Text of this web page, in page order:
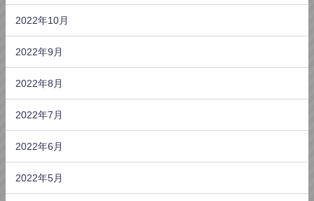
2022年10月
2022年9月
2022年8月
2022年7月
2022年6月
2022年5月